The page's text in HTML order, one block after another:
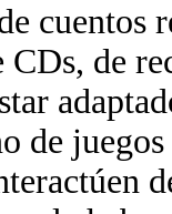
cuentos
de
de